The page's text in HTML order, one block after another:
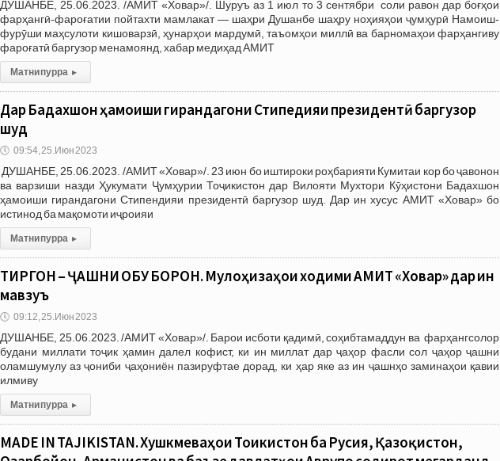
ДУШАНБЕ, 25.06.2023. /АМИТ «Ховар»/. Шуруъ аз 1 июл то 3 сентябри соли равон дар боғҳои
фарҳангӣ-фароғатии пойтахти мамлакат — шаҳри Душанбе шаҳру ноҳияҳои ҷумҳурӣ Намоиш-
фурӯши маҳсулоти кишоварзӣ, ҳунарҳои мардумӣ, таъомҳои миллӣ ва барномаҳои фарҳангиву
фароғатӣ баргузор менамоянд, хабар медиҳад АМИТ
Матни пурра ▸
Дар Бадахшон ҳамоиши гирандагони Стипедияи президентӣ баргузор
шуд
🕔 09:54, 25.Июн 2023
ДУШАНБЕ, 25.06.2023. /АМИТ «Ховар»/. 23 июн бо иштироки роҳбарияти Кумитаи кор бо ҷавонон
ва варзиши назди Ҳукумати Ҷумҳурии Тоҷикистон дар Вилояти Мухтори Кӯҳистони Бадахшон
ҳамоиши гирандагони Стипендияи президентӣ баргузор шуд. Дар ин хусус АМИТ «Ховар» бо
истинод ба мақомоти иҷроияи
Матни пурра ▸
ТИРГОН – ҶАШНИ ОБУ БОРОН. Мулоҳизаҳои ходими АМИТ «Ховар» дар ин
мавзуъ
🕔 09:12, 25.Июн 2023
ДУШАНБЕ, 25.06.2023. /АМИТ «Ховар»/. Барои исботи қадимӣ, соҳибтамаддун ва фарҳангсолор
будани миллати тоҷик ҳамин далел кофист, ки ин миллат дар ҷаҳор фасли сол ҷаҳор ҷашни
оламшумулу аз ҷониби ҷаҳониён пазируфтае дорад, ки ҳар яке аз ин ҷашнҳо заминаҳои қавии
илмиву
Матни пурра ▸
MADE IN TAJIKISTAN. Хушкмеваҳои Тоҷикистон ба Русия, Қазоқистон,